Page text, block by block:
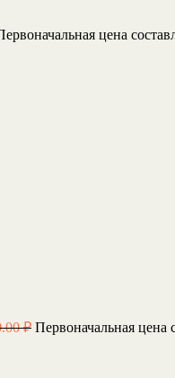
цена
₽ Первоначальная цена